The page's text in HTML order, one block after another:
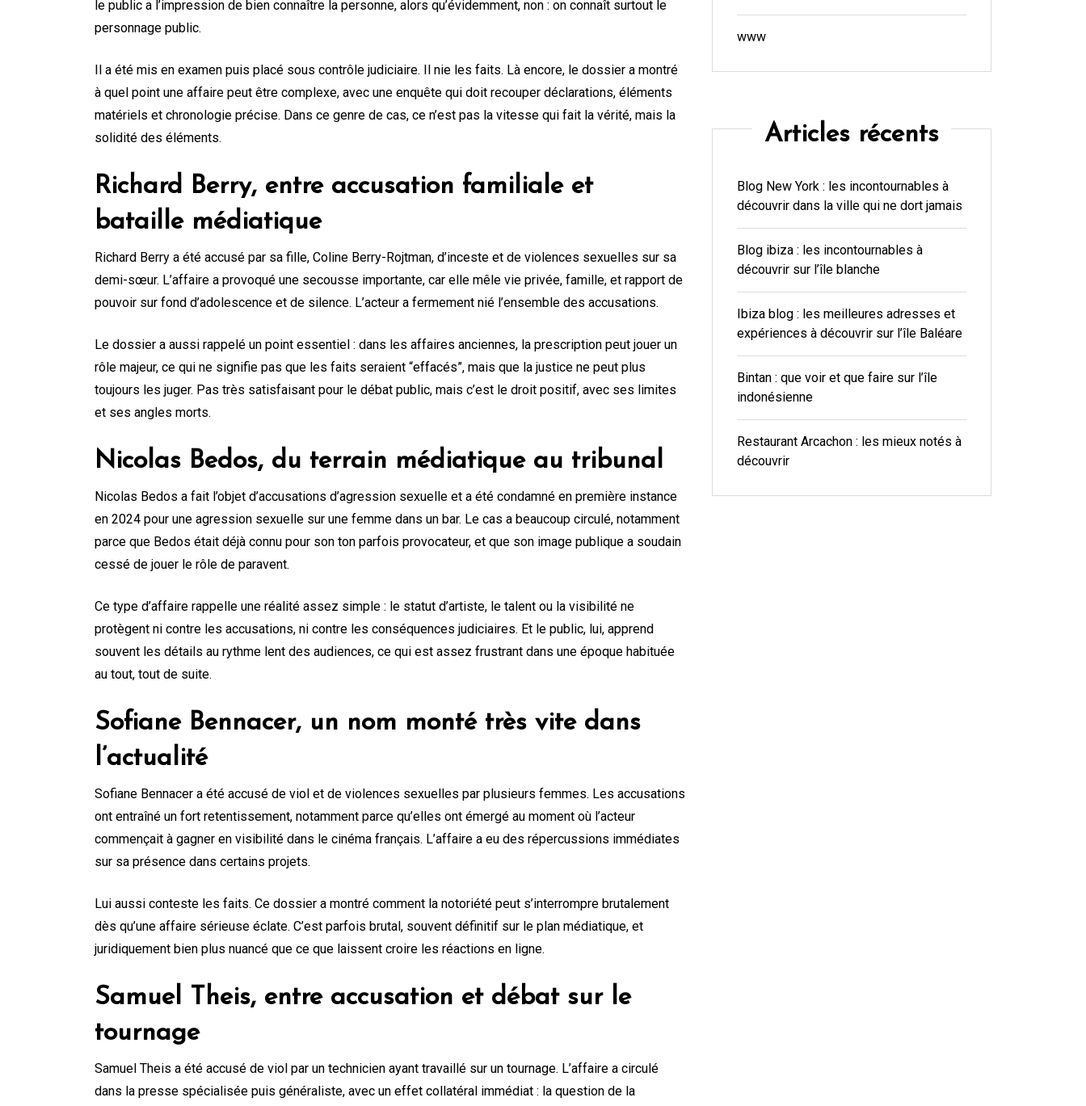
le public a l’impression de bien connaître la personne, alors qu’évidemment, non : on connaît surtout le
personnage public.
Il a été mis en examen puis placé sous contrôle judiciaire. Il nie les faits. Là encore, le dossier a montré
à quel point une affaire peut être complexe, avec une enquête qui doit recouper déclarations, éléments
matériels et chronologie précise. Dans ce genre de cas, ce n’est pas la vitesse qui fait la vérité, mais la
solidité des éléments.
Richard Berry, entre accusation familiale et
bataille médiatique
Richard Berry a été accusé par sa fille, Coline Berry-Rojtman, d’inceste et de violences sexuelles sur sa
demi-sœur. L’affaire a provoqué une secousse importante, car elle mêle vie privée, famille, et rapport de
pouvoir sur fond d’adolescence et de silence. L’acteur a fermement nié l’ensemble des accusations.
Le dossier a aussi rappelé un point essentiel : dans les affaires anciennes, la prescription peut jouer un
rôle majeur, ce qui ne signifie pas que les faits seraient “effacés”, mais que la justice ne peut plus
toujours les juger. Pas très satisfaisant pour le débat public, mais c’est le droit positif, avec ses limites
et ses angles morts.
Nicolas Bedos, du terrain médiatique au tribunal
Nicolas Bedos a fait l’objet d’accusations d’agression sexuelle et a été condamné en première instance
en 2024 pour une agression sexuelle sur une femme dans un bar. Le cas a beaucoup circulé, notamment
parce que Bedos était déjà connu pour son ton parfois provocateur, et que son image publique a soudain
cessé de jouer le rôle de paravent.
Ce type d’affaire rappelle une réalité assez simple : le statut d’artiste, le talent ou la visibilité ne
protègent ni contre les accusations, ni contre les conséquences judiciaires. Et le public, lui, apprend
souvent les détails au rythme lent des audiences, ce qui est assez frustrant dans une époque habituée
au tout, tout de suite.
Sofiane Bennacer, un nom monté très vite dans
l’actualité
Sofiane Bennacer a été accusé de viol et de violences sexuelles par plusieurs femmes. Les accusations
ont entraîné un fort retentissement, notamment parce qu’elles ont émergé au moment où l’acteur
commençait à gagner en visibilité dans le cinéma français. L’affaire a eu des répercussions immédiates
sur sa présence dans certains projets.
Lui aussi conteste les faits. Ce dossier a montré comment la notoriété peut s’interrompre brutalement
dès qu’une affaire sérieuse éclate. C’est parfois brutal, souvent définitif sur le plan médiatique, et
juridiquement bien plus nuancé que ce que laissent croire les réactions en ligne.
Samuel Theis, entre accusation et débat sur le
tournage
Samuel Theis a été accusé de viol par un technicien ayant travaillé sur un tournage. L’affaire a circulé
dans la presse spécialisée puis généraliste, avec un effet collatéral immédiat : la question de la
www
Articles récents
Blog New York : les incontournables à
découvrir dans la ville qui ne dort jamais
Blog ibiza : les incontournables à
découvrir sur l’île blanche
Ibiza blog : les meilleures adresses et
expériences à découvrir sur l’île Baléare
Bintan : que voir et que faire sur l’île
indonésienne
Restaurant Arcachon : les mieux notés à
découvrir